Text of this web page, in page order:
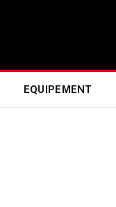
EQUIPEMENT